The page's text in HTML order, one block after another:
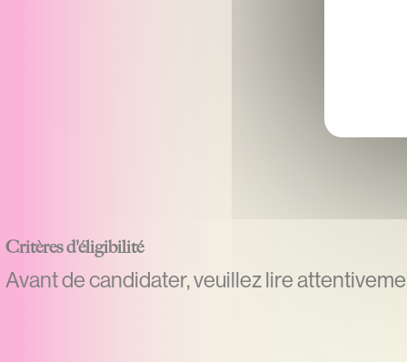
Critères d'éligibilité
Avant de candidater, veuillez lire